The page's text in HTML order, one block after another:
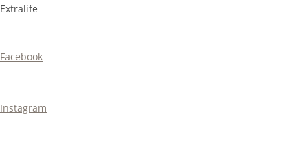
Ga
Extralife
Facebook
Instagram